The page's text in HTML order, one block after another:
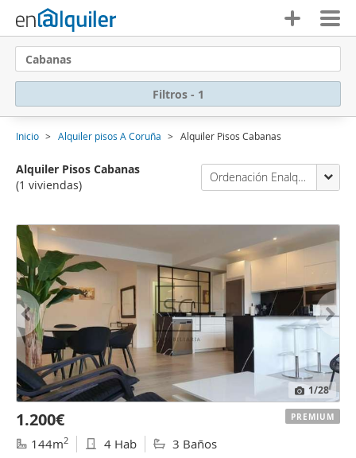
Cabanas
Filtros - 1
Inicio Alquiler pisos A Coruña Alquiler Pisos Cabanas
Alquiler Pisos Cabanas
(1 viviendas)
Ordenación Enalquiler
1/28
1.200€
144m2 4 Hab 3 Baños
PREMIUM